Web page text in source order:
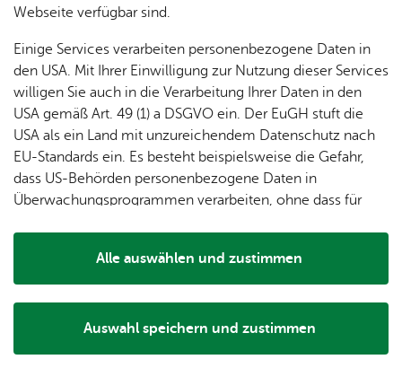
chen­
markt
Mit­tei­
lungs­
blatt
en­
Ge­
schic
h­te
ben
Lo­ka­le
Agen­
da
Ein­
rich­
tun­
gen
an­ga­ben sind.
Ihre Nach­richt
Kommentar *
Per­sön­li­che In­for­ma­tio­nen
Webseite verfügbar sind.
Einige Services verarbeiten personenbezogene Daten in
den USA. Mit Ihrer Einwilligung zur Nutzung dieser Services
willigen Sie auch in die Verarbeitung Ihrer Daten in den
USA gemäß Art. 49 (1) a DSGVO ein. Der EuGH stuft die
USA als ein Land mit unzureichendem Datenschutz nach
EU-Standards ein. Es besteht beispielsweise die Gefahr,
dass US-Behörden personenbezogene Daten in
Überwachungsprogrammen verarbeiten, ohne dass für
Auswahl speichern und zustimmen
Alle auswählen und zustimmen